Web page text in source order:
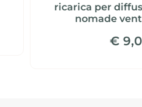
ricarica per
nomade
€